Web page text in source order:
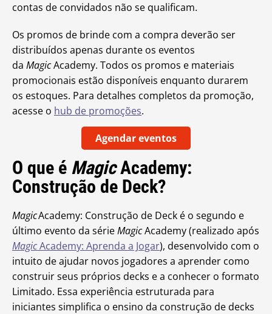
contas de convidados não se qualificam.
Os promos de brinde com a compra deverão ser
distribuídos apenas durante os eventos
da MagicAcademy. Todos os promos e materiais
promocionais estão disponíveis enquanto durarem
os estoques. Para detalhes completos da promoção,
acesse o hub de promoções.
Agendar eventos
O que é MagicAcademy:
Construção de Deck?
MagicAcademy: Construção de Deck é o segundo e
último evento da sérieMagicAcademy (realizado após
MagicAcademy: Aprenda a Jogar), desenvolvido com o
intuito de ajudar novos jogadores a aprender como
construir seus próprios decks e a conhecer o formato
Limitado. Essa experiência estruturada para
iniciantes simplifica o ensino da construção de decks